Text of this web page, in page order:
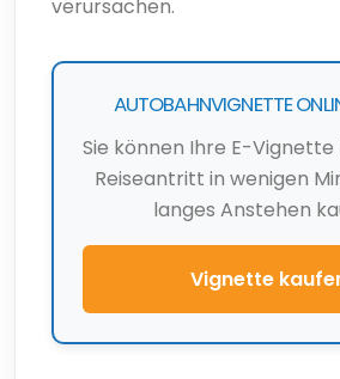
verursachen.
AUTOBAHNVIGNETTE
Sie können Ihre E-
Reiseantritt in wenigen
langes Anstehen
Vignette